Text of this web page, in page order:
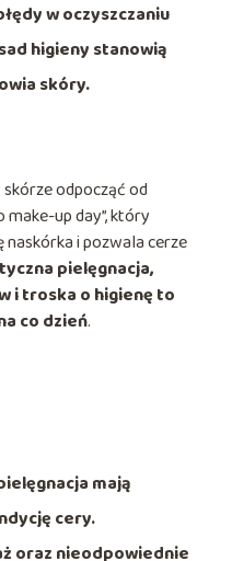
w oczyszczaniu
higieny stanowią
skóry.
odpocząć od
up day”, który
i pozwala cerze
pielęgnacja,
i troska o higienę to
co dzień.
mają
cery.
oraz nieodpowiednie